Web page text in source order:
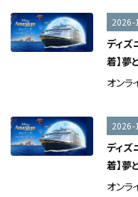
2026-
ディズ
着】
オンラ
2026-
ディズ
着】
オンラ